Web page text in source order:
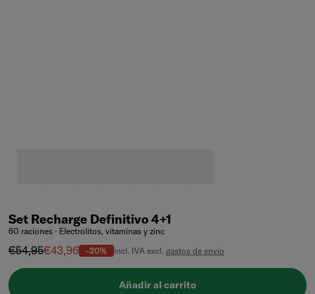
Set Recharge Definitivo 4+1
60 raciones · Electrolitos, vitaminas y zinc
Precio normal
€54,95Precio de venta
€43,96 -20% incl. IVA excl. gastos de envío
Añadir al carrito